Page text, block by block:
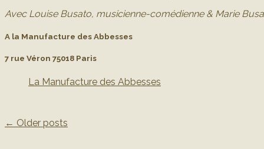
Avec Louise Busato, musicienne-comédienne & Marie
A la Manufacture des Abbesses
7 rue Véron 75018 Paris
La Manufacture des Abbesses
← Older posts